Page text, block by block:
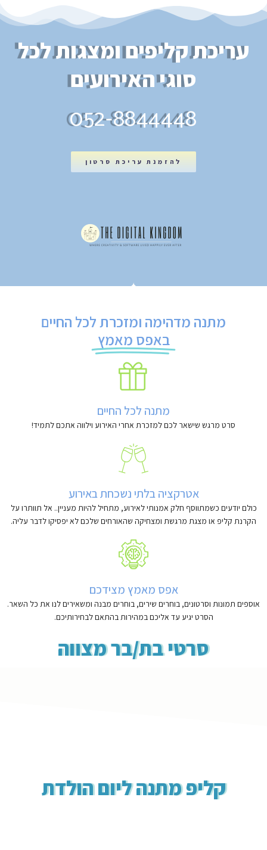
עריכת קליפים ומצגות לכל
סוגי האירועים
052-8844448
להזמנת עריכת סרטון
מתנה מדהימה ומזכרת לכל החיים
באפס מאמץ
מתנה לכל החיים
סרט מרגש שישאר לכם למזכרת אחרי האירוע וילווה אתכם לתמיד!
אטרקציה בלתי נשכחת באירוע
כולם יודעים כשמתווסף חלק אמנותי לאירוע, מתחיל להיות מעניין.. אל תוותרו על
הקרנת קליפ או מצגת מרגשת ומצחיקה שהאורחים שלכם לא יפסיקו לדבר עליה.
אפס מאמץ מצידכם
אוספים תמונות וסרטונים, בוחרים שירים, בוחרים מבנה ומשאירים לנו את כל השאר.
הסרט יגיע עד אליכם במהירות בהתאם לבחירותיכם.
סרטי בת/בר מצווה
קליפ מתנה ליום הולדת